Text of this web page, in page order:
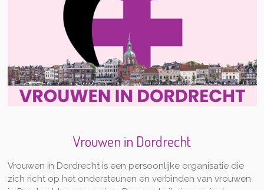
Vrouwen in Dordrecht
Vrouwen in Dordrecht is een persoonlijke organisatie die
zich richt op het ondersteunen en verbinden van vrouwen